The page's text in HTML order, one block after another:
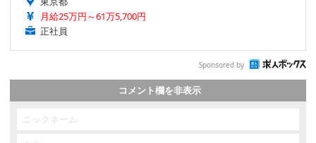
月給25万円～61万5,700円
正社員
Sponsored by
コメント欄を非表示